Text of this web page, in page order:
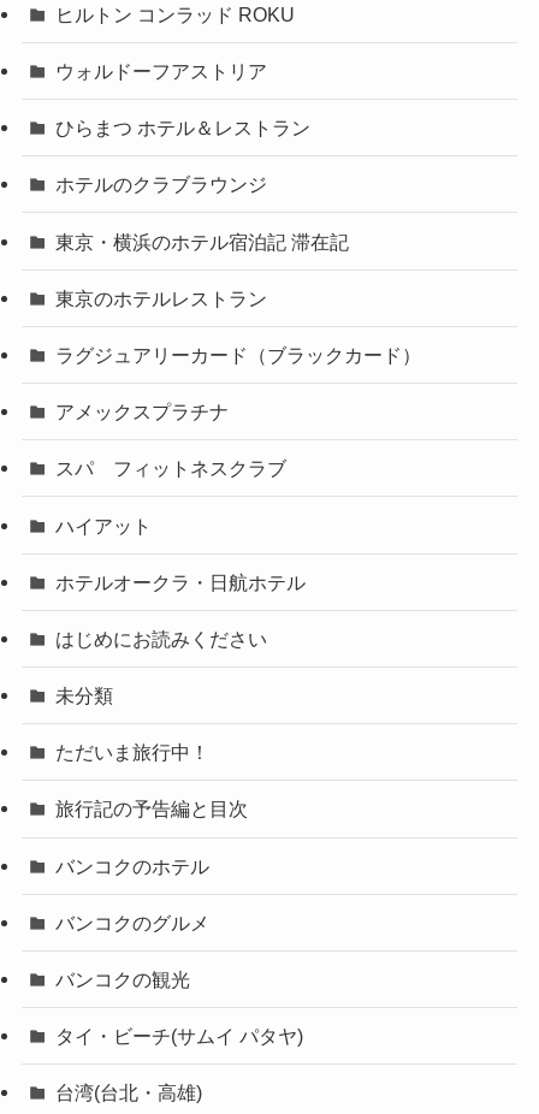
ヒルトン コンラッド ROKU
ウォルドーフアストリア
ひらまつ ホテル＆レストラン
ホテルのクラブラウンジ
東京・横浜のホテル宿泊記 滞在記
東京のホテルレストラン
ラグジュアリーカード（ブラックカード）
アメックスプラチナ
スパ フィットネスクラブ
ハイアット
ホテルオークラ・日航ホテル
はじめにお読みください
未分類
ただいま旅行中！
旅行記の予告編と目次
バンコクのホテル
バンコクのグルメ
バンコクの観光
タイ・ビーチ(サムイ パタヤ)
台湾(台北・高雄)